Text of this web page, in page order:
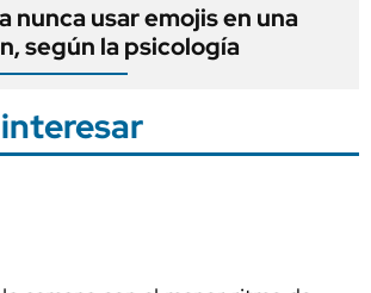
nunca usar emojis en una
según la psicología